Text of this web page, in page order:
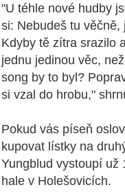
"U téhle nové hudby
si: Nebudeš tu
Kdyby tě zítra srazilo
jednu jedinou věc,
song by to byl?
si vzal do hrobu,"
Pokud vás píseň
kupovat lístky na
Yungblud vystoupí už
hale v Holešovicích.